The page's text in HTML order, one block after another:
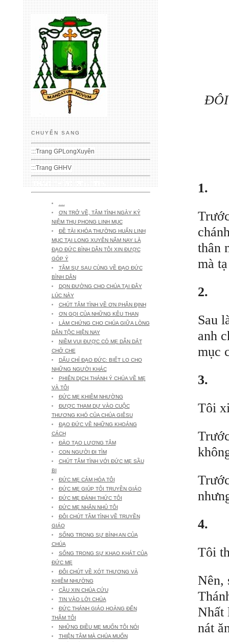
CHUYỂN SANG
:::Trang GPLongXuyên
:::Trang GHHV
THAO THỨC (20) -2019-
ƠN TRỞ VỀ, TÂM TÌNH NGÀY KỶ
NIỆM THỤ PHONG LINH MỤC
ĐỀ TÀI KHÓA THƯỜNG HUẤN LINH
MỤC TẠI LONG XUYÊN NĂM NAY LÀ
ĐẠO ĐỨC BÌNH DÂN TÔI XIN ĐƯỢC
GÓP Ý
TÂM SỰ SAU CÙNG VỀ ĐẠO ĐỨC
BÌNH DÂN
DỌN ĐƯỜNG CHO CHÚA TẠI ĐÂY
LÚC NÀY
CHÚT TÂM TÌNH VỀ ƠN PHÂN ĐỊNH
ƠN GỌI CỦA NHỮNG KÊU THAN
LÀM CHỨNG CHO CHÚA GIỮA LÒNG
DÂN TỘC HIỆN NAY
NIỀM VUI ĐƯỢC CÓ MẸ DẪN DẮT
CHỞ CHE
DẤU CHỈ ĐẠO ĐỨC: BIẾT LO CHO
NHỮNG NGƯỜI KHÁC
PHIÊN DỊCH THÁNH Ý CHÚA VỀ MẸ
VÀ TÔI
ĐỨC MẸ KHIÊM NHƯỜNG
ĐƯỢC THAM DỰ VÀO CUỘC
THƯƠNG KHÓ CỦA CHÚA GIÊSU
ĐẠO ĐỨC VỀ NHỮNG KHOẢNG
CÁCH
ĐÀO TẠO LƯƠNG TÂM
CON NGƯỜI ĐI TÌM
CHÚT TÂM TÌNH VỚI ĐỨC MẸ SẦU
BI
ĐỨC MẸ CẢM HÓA TÔI
ĐỨC MẸ GIÚP TÔI TRUYỀN GIÁO
ĐỨC MẸ ĐÁNH THỨC TÔI
ĐỨC MẸ NHẮN NHỦ TÔI
ĐÔI CHÚT TÂM TÌNH VỀ TRUYỀN
GIÁO
SỐNG TRONG SỰ BÌNH AN CỦA
CHÚA
SỐNG TRONG SỰ KHAO KHÁT CỦA
ĐỨC MẸ
ĐÔI CHÚT VỀ XÓT THƯƠNG VÀ
KHIÊM NHƯỜNG
CẦU XIN CHÚA CỨU
TIN VÀO LỜI CHÚA
ĐỨC THÁNH GIÁO HOÀNG ĐẾN
THĂM TÔI
NHỮNG ĐIỀU MẸ MUỐN TÔI NÓI
THIỆN TÂM MÀ CHÚA MUỐN
ĐÔI
1.
thân
mà
2.
Sau
anh
mục
3.
Tôi
4.
Tôi
Nên,
Nhất
nát